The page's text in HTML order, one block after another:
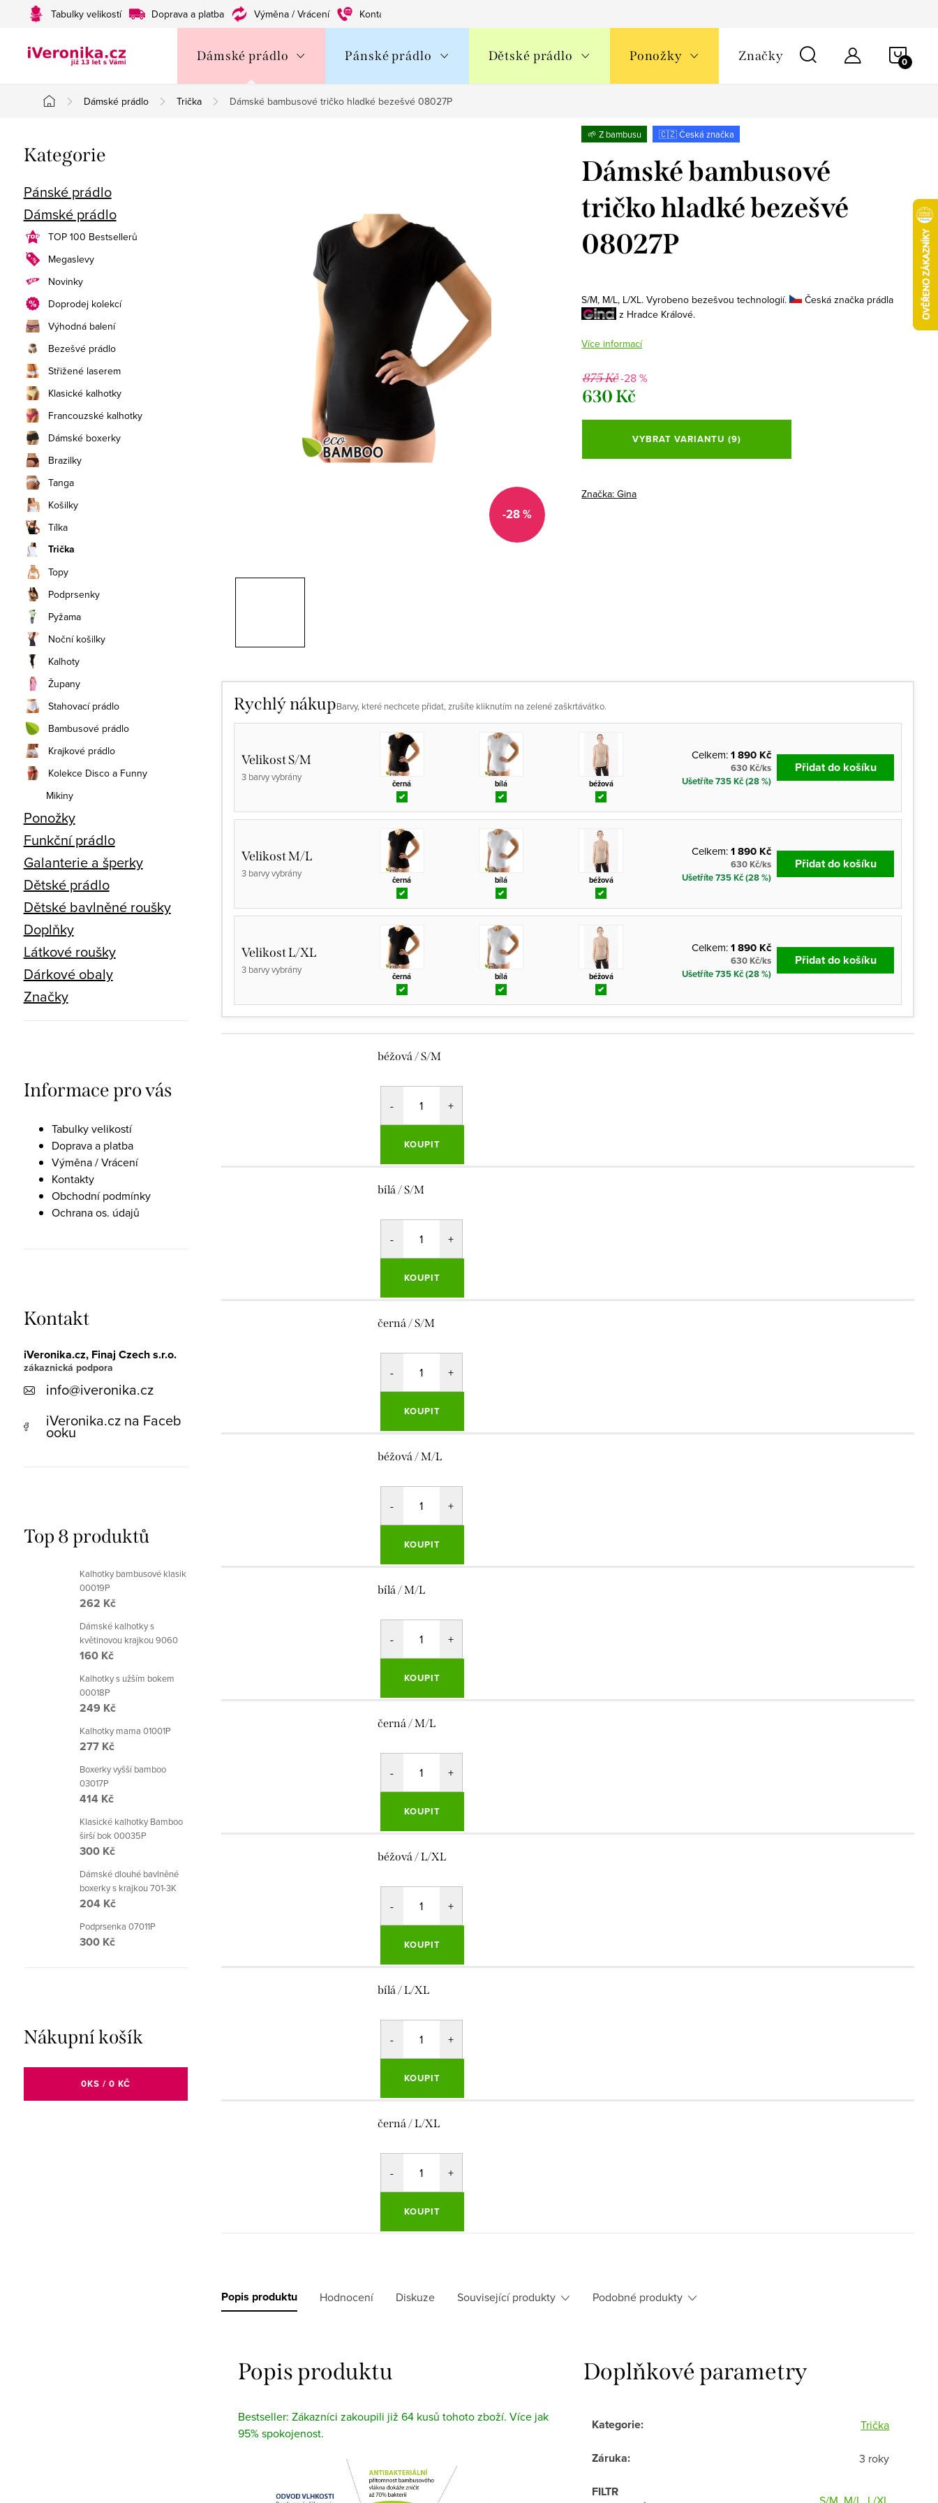
Tabulky velikostí Doprava a platba Výměna / Vrácení Kontakty
Dámské prádlo Pánské prádlo Dětské prádlo Ponožky Značky
Domů
Dámské prádlo Trička Dámské bambusové tričko hladké bezešvé 08027P
o
s
t
r
a
n
n
í
p
a
n
e
l
Přeskočit
kategorie
Kategorie
Pánské prádlo
Dámské prádlo
TOP 100 Bestsellerů
Megaslevy
Novinky
Doprodej kolekcí
Výhodná balení
Bezešvé prádlo
Střižené laserem
Klasické kalhotky
Francouzské kalhotky
Dámské boxerky
Brazilky
Tanga
Košilky
Tílka
Trička
Topy
Podprsenky
Pyžama
Noční košilky
Kalhoty
Župany
Stahovací prádlo
Bambusové prádlo
Krajkové prádlo
Kolekce Disco a Funny
Mikiny
Ponožky
Funkční prádlo
Galanterie a šperky
Dětské prádlo
Dětské bavlněné roušky
Doplňky
Látkové roušky
Dárkové obaly
Značky
Informace pro vás
Tabulky velikostí
Doprava a platba
Výměna / Vrácení
Kontakty
Obchodní podmínky
Ochrana os. údajů
Kontakt
iVeronika.cz, Finaj Czech s.r.o.
info@iveronika.cz
iVeronika.cz na Faceb
ooku
Top 8 produktů
Kalhotky bambusové klasik
00019P
262 Kč
Dámské kalhotky s
květinovou krajkou 9060
160 Kč
Kalhotky s užším bokem
00018P
249 Kč
Kalhotky mama 01001P
277 Kč
Boxerky vyšší bamboo
03017P
414 Kč
Klasické kalhotky Bamboo
širší bok 00035P
300 Kč
Dámské dlouhé bavlněné
boxerky s krajkou 701-3K
204 Kč
Podprsenka 07011P
300 Kč
Nákupní košík
0KS / 0 KČ
-28 %
🌱 Z bambusu 🇨🇿 Česká značka
Dámské bambusové
tričko hladké bezešvé
08027P
S/M, M/L, L/XL. Vyrobeno bezešvou technologií.
Česká značka prádla
z Hradce Králové.
Více informací
875 Kč-28 %
630 Kč
Měrná
VYBRAT VARIANTU (9)
Značka:Gina
Rychlý nákupBarvy, které nechcete přidat, zrušíte kliknutím na zelené zaškrtávátko.
Velikost S/M
3 barvy vybrány
černá bílá béžová
Celkem:1 890 Kč
630 Kč/ks
Ušetříte 735 Kč (28 %)
Přidat do košíku
Velikost M/L
3 barvy vybrány
černá bílá béžová
Celkem:1 890 Kč
630 Kč/ks
Ušetříte 735 Kč (28 %)
Přidat do košíku
Velikost L/XL
3 barvy vybrány
černá bílá béžová
Celkem:1 890 Kč
630 Kč/ks
Ušetříte 735 Kč (28 %)
Přidat do košíku
béžová / S/M
KOUPIT
bílá / S/M
KOUPIT
černá / S/M
KOUPIT
béžová / M/L
KOUPIT
bílá / M/L
KOUPIT
černá / M/L
KOUPIT
béžová / L/XL
KOUPIT
bílá / L/XL
KOUPIT
černá / L/XL
KOUPIT
Popis produktu Hodnocení Diskuze Související produkty Podobné produkty
Popis produktu
Bestseller: Zákazníci zakoupili již 64 kusů tohoto zboží. Více jak
95% spokojenost.
Doplňkové parametry
Kategorie: Trička
Záruka: 3 roky
FILTR